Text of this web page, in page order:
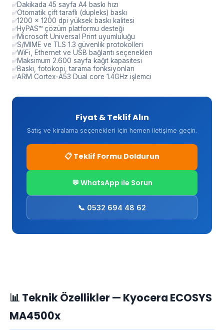
Dakikada 45 sayfa A4 baskı hızı
Otomatik çift taraflı (dupleks) baskı
1200 x 1200 dpi yüksek baskı kalitesi
HyPAS™ çözüm platformu desteği
Microsoft Universal Print uyumluluğu
S/MIME ve TLS 1.3 güvenlik protokolleri
WiFi, Ethernet ve USB bağlantı seçenekleri
Maksimum 2.600 sayfa kağıt kapasitesi
Baskı, fotokopi, tarama fonksiyonları
ARM Cortex-A53 Dual core 1.4GHz işlemci
Fiyat & Teklif Alın
Satış ve kiralama seçenekleri için hemen iletişime geçin.
📋 Teklif Formu Doldurun
💬 WhatsApp ile Sorun
📞 0532 694 48 62
📊 Teknik Özellikler — Kyocera ECOSYS
MA4500x